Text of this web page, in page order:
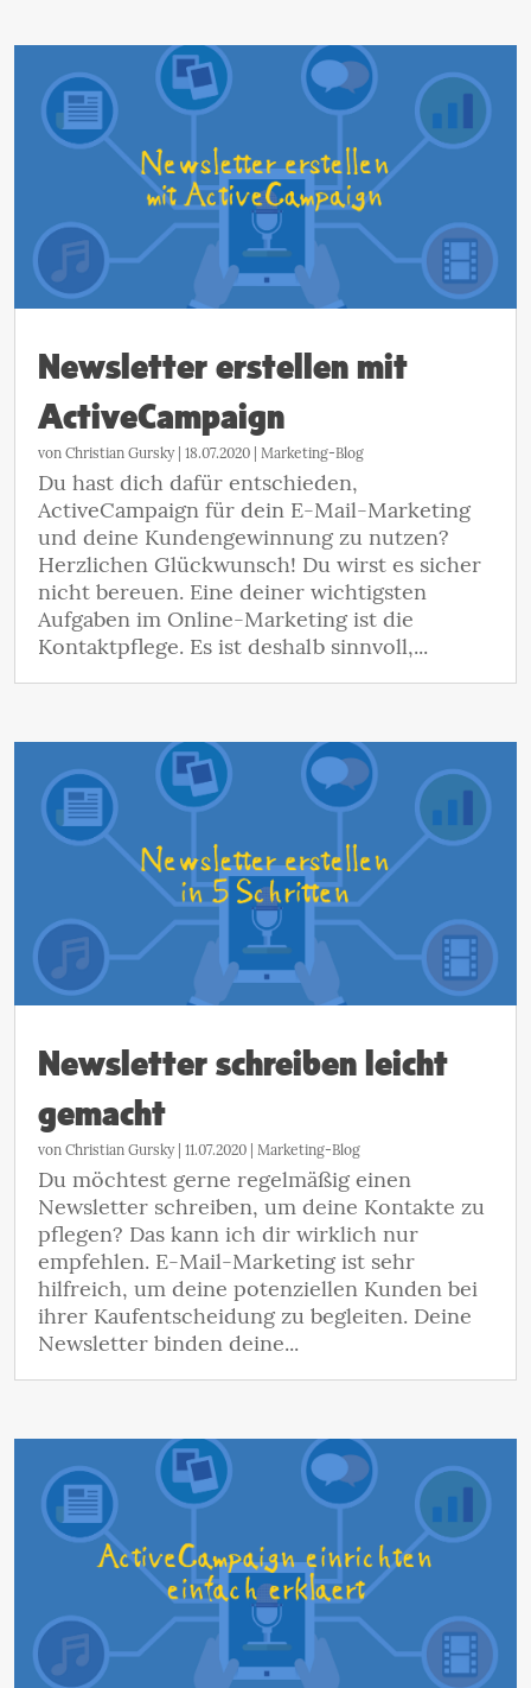
Newsletter erstellen mit
ActiveCampaign
von Christian Gursky 18.07.2020 Marketing-Blog
Du hast dich dafür entschieden,
ActiveCampaign für dein E-Mail-Marketing
und deine Kundengewinnung zu nutzen?
Herzlichen Glückwunsch! Du wirst es sicher
nicht bereuen. Eine deiner wichtigsten
Aufgaben im Online-Marketing ist die
Kontaktpflege. Es ist deshalb sinnvoll,...
Newsletter schreiben leicht
gemacht
von Christian Gursky 11.07.2020 Marketing-Blog
Du möchtest gerne regelmäßig einen
Newsletter schreiben, um deine Kontakte zu
pflegen? Das kann ich dir wirklich nur
empfehlen. E-Mail-Marketing ist sehr
hilfreich, um deine potenziellen Kunden bei
ihrer Kaufentscheidung zu begleiten. Deine
Newsletter binden deine...